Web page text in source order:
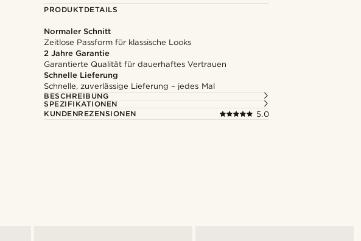
PRODUKTDETAILS
Normaler Schnitt
Zeitlose Passform für klassische Looks
2 Jahre Garantie
Garantierte Qualität für dauerhaftes Vertrauen
Schnelle Lieferung
Schnelle, zuverlässige Lieferung – jedes Mal
BESCHREIBUNG
SPEZIFIKATIONEN
KUNDENREZENSIONEN
5.0